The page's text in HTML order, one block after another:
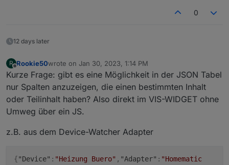
0
12 days later
R
Offline
Rookie50wrote on Jan 30, 2023, 1:14 PM
last edited by
Kurze Frage: gibt es eine Möglichkeit in der JSON Tabel
nur Spalten anzuzeigen, die einen bestimmten Inhalt
oder Teilinhalt haben? Also direkt im VIS-WIDGET ohne
Umweg über ein JS.
z.B. aus dem Device-Watcher Adapter
{"Device" : "Heizung Buero" , "Adapter" : "Homematic